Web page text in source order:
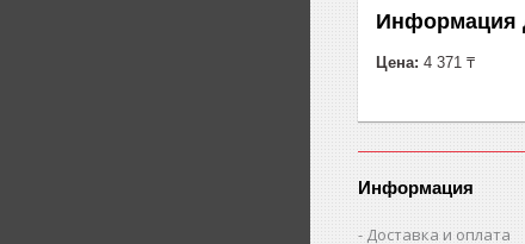
Информация
Цена: 4 371 ₸
Информация
Доставка и оплата